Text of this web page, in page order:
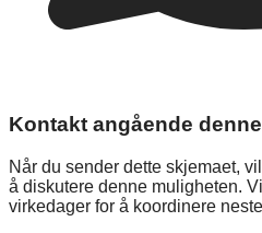
Kontakt angående
Når du sender dette skjemaet,
å diskutere denne muligheten.
virkedager for å koordinere